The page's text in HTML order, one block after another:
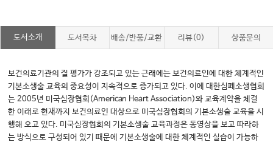
도서소개 도서목차 배송/반품/교환 리뷰(0) 상품문의
보건의료기관의 질 평가가 강조되고 있는 근래에는 보건의료인에 대한 체계적인
기본소생술 교육의 중요성이 지속적으로 증가되고 있다. 이에 대한심폐소생협회
는 2005년 미국심장협회(American Heart Association)와 교육계약을 체결
한 이래로 현재까지 보건의료인 대상으로 미국심장협회의 기본소생술 교육을 시
행해 오고 있다. 미국심장협회의 기본소생술 교육과정은 동영상을 보고 따라하
는 방식으로 구성되어 있기 때문에 기본소생술에 대한 체계적인 실습이 가능하